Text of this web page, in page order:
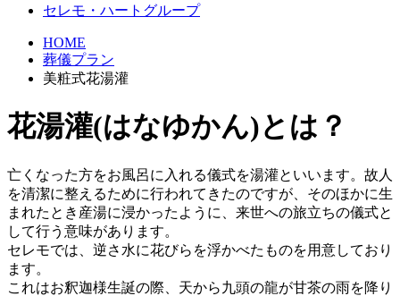
セレモ・ハートグループ
HOME
葬儀プラン
美粧式花湯灌
花湯灌(はなゆかん)とは？
亡くなった方をお風呂に入れる儀式を湯灌といいます。故人
を清潔に整えるために行われてきたのですが、そのほかに生
まれたとき産湯に浸かったように、来世への旅立ちの儀式と
して行う意味があります。
セレモでは、逆さ水に花びらを浮かべたものを用意しており
ます。
これはお釈迦様生誕の際、天から九頭の龍が甘茶の雨を降り